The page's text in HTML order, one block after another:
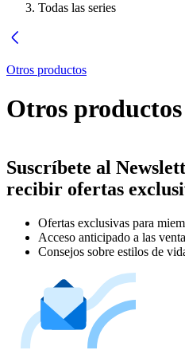
Todas las series
Otros productos
Otros productos
Suscríbete al
recibir ofertas
Ofertas exclusivas para
Acceso anticipado a las
Consejos sobre estilos de